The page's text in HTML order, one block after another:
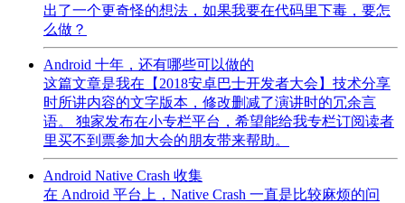
出了一个更奇怪的想法，如果我要在代码里下毒，要怎
么做？
Android 十年，还有哪些可以做的
这篇文章是我在【2018安卓巴士开发者大会】技术分享
时所讲内容的文字版本，修改删减了演讲时的冗余言
语。 独家发布在小专栏平台，希望能给我专栏订阅读者
里买不到票参加大会的朋友带来帮助。
Android Native Crash 收集
在 Android 平台上，Native Crash 一直是比较麻烦的问